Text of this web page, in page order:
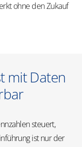
ohne den Zukauf
mit Daten
steuert,
ist nur der